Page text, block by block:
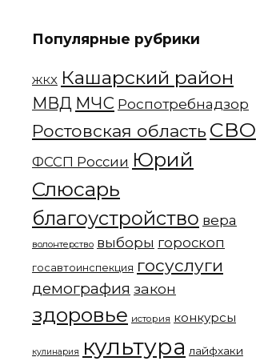
Популярные рубрики
ЖКХ Кашарский район
МВД МЧС Роспотребнадзор
Ростовская область СВО
ФССП России Юрий
Слюсарь
благоустройство вера
волонтерство выборы гороскоп
госавтоинспекция госуслуги
демография закон
здоровье история конкурсы
кулинария культура лайфхаки